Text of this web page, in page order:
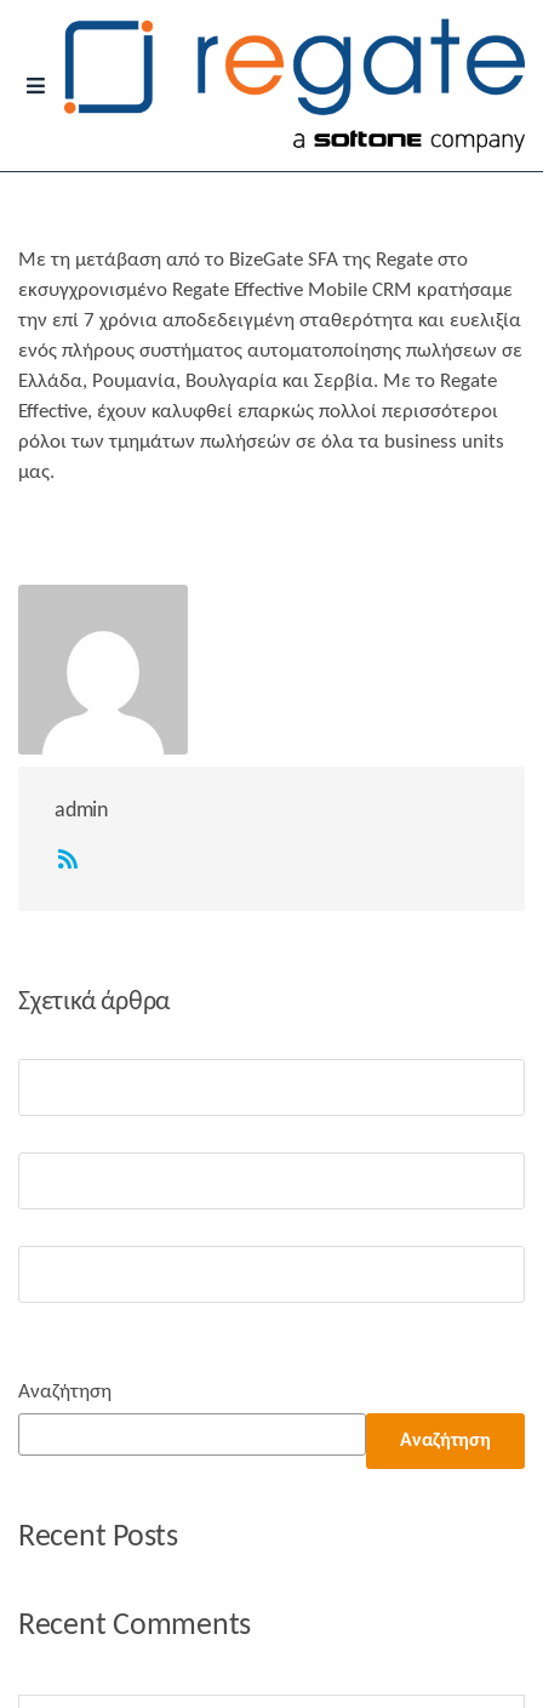
Μ
Με τη μετάβαση από το BizeGate SFA της Regate στο
εκσυγχρονισμένο Regate Effective Mobile CRM κρατήσαμε
την επί 7 χρόνια αποδεδειγμένη σταθερότητα και ευελιξία
ενός πλήρους συστήματος αυτοματοποίησης πωλήσεων σε
Ελλάδα, Ρουμανία, Βουλγαρία και Σερβία. Με το Regate
Effective, έχουν καλυφθεί επαρκώς πολλοί περισσότεροι
ρόλοι των τμημάτων πωλήσεών σε όλα τα business units
μας.
admin
Σχετικά άρθρα
Αναζήτηση
Αναζήτηση
Recent Posts
Recent Comments